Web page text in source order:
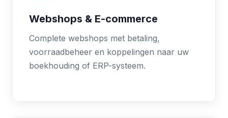
Webshops & E-commerce
Complete webshops met betaling,
voorraadbeheer en koppelingen naar uw
boekhouding of ERP-systeem.